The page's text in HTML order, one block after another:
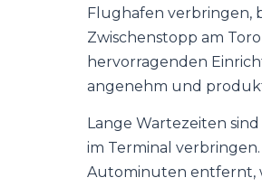
Flughafen verbringen,
Zwischenstopp am
hervorragenden
angenehm und
Lange Wartezeiten
im Terminal
Autominuten entfernt,